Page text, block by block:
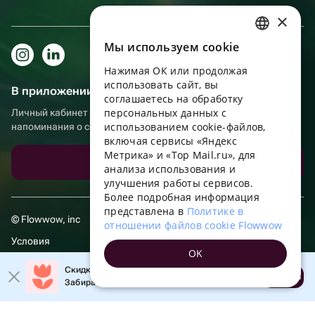
В приложении еще удобнее!
Личный кабинет получателя, больше бонусов за покупки и
напоминания о событиях
Скачать приложение
© Flowwow, inc
Условия
Обработка персональных данных
Скидка 20% на первый заказ!
Забирайте промокод в приложении!
Открыть
ENGLISH
UKRAINIAN
PORTUGUESE
FRENCH
TURKISH
POLISH
×
Мы используем сookie
Нажимая ОК или продолжая
использовать сайт, вы
соглашаетесь на обработку
персональных данных с
использованием cookie-файлов,
включая сервисы «Яндекс
Метрика» и «Top Mail.ru», для
анализа использования и
улучшения работы сервисов.
Более подробная информация
представлена в Политике в
отношении файлов cookie Flowwow
OK